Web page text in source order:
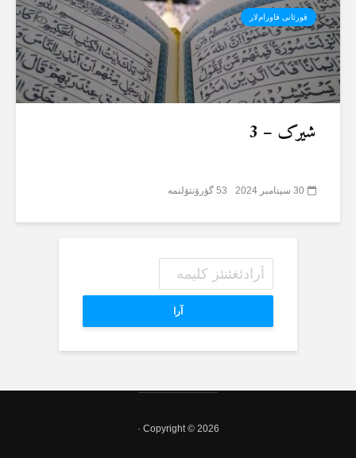
قورئانی قاورام‌لار
شیرک – 3
30 سپتامبر 2024 53 گؤرۆنتۆلنمە
آرا
Copyright © 2026 ·